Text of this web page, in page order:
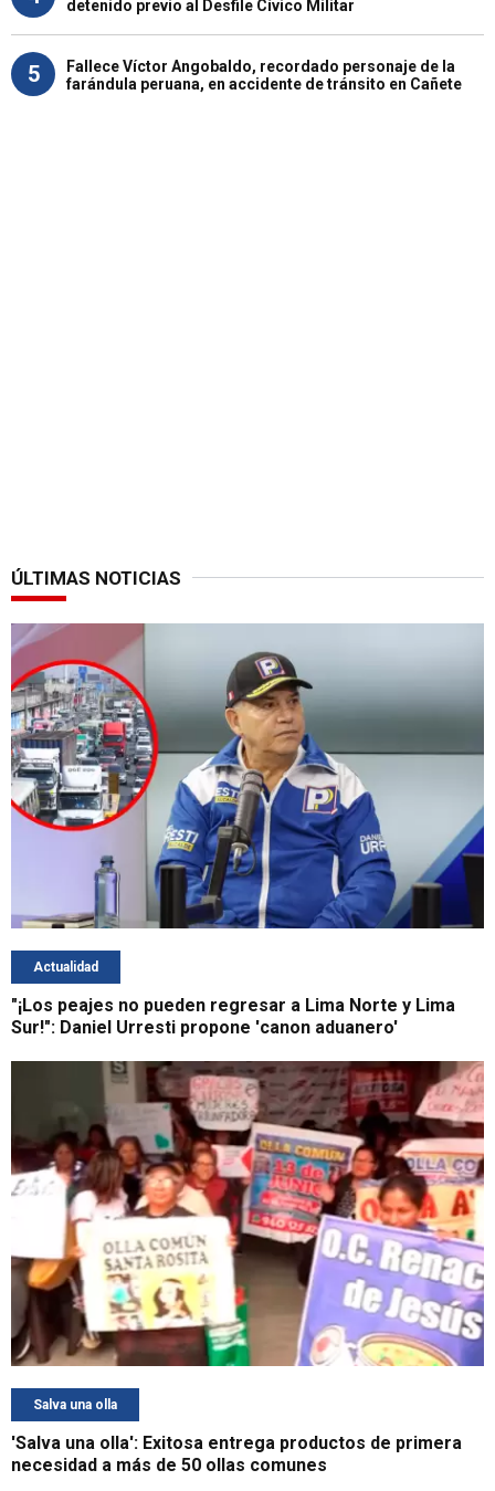
detenido previo al Desfile Cívico Militar
5
Fallece Víctor Angobaldo, recordado personaje de la
farándula peruana, en accidente de tránsito en Cañete
ÚLTIMAS NOTICIAS
Actualidad
"¡Los peajes no pueden regresar a Lima Norte y Lima
Sur!": Daniel Urresti propone 'canon aduanero'
Salva una olla
'Salva una olla': Exitosa entrega productos de primera
necesidad a más de 50 ollas comunes